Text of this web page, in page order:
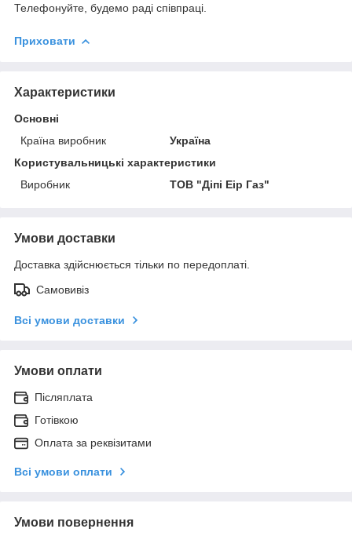
Телефонуйте, будемо раді співпраці.
Приховати
Характеристики
Основні
Країна виробник
Україна
Користувальницькі характеристики
Виробник
ТОВ "Діпі Еір Газ"
Умови доставки
Доставка здійснюється тільки по передоплаті.
Самовивіз
Всі умови доставки
Умови оплати
Післяплата
Готівкою
Оплата за реквізитами
Всі умови оплати
Умови повернення